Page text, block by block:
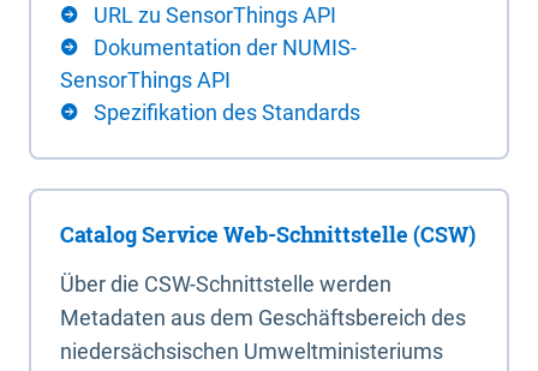
URL zu SensorThings API
Dokumentation der NUMIS-
SensorThings API
Spezifikation des Standards
Catalog Service Web-Schnittstelle (CSW)
Über die CSW-Schnittstelle werden
Metadaten aus dem Geschäftsbereich des
niedersächsischen Umweltministeriums